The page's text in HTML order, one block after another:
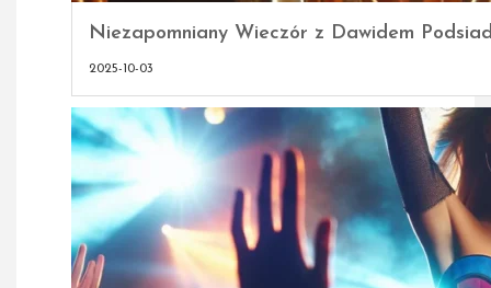
Niezapomniany Wieczór z Dawidem
2025-10-03